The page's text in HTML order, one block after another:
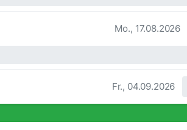
Mo., 17.08.2026
Fr., 04.09.2026